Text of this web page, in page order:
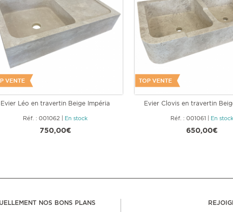
Evier Léo en travertin Beige Impéria
Réf. : 001062 En stock
750,00€
Evier Clovis en travertin
Réf. : 001061 En stock
650,00€
NOS BONS PLANS